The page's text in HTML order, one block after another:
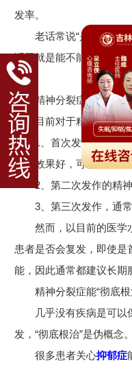
发率。
老话常说“是药三分毒
话题就是能不能根治停
响。
精神分裂症能根治吗?
目前对于精神分裂症
1、首次发作的精神分
治疗效果好，可以逐渐停
2、第二次发作的精神
3、第三次发作，通常
然而，以目前的医学
患者是否会复发，即使
能，因此通常都建议长期
精神分裂症能“彻底根
几乎没有疾病是可以
发，“彻底根治”是伪概念。
很多患者关心抑郁症